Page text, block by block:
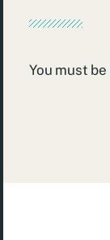
You must be